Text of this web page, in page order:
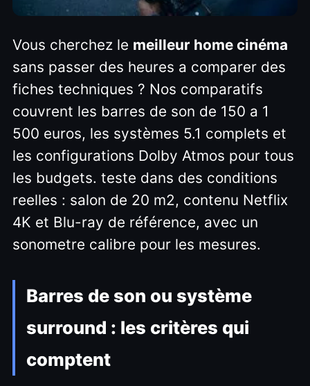
Vous cherchez le meilleur home cinéma
sans passer des heures a comparer des
fiches techniques ? Nos comparatifs
couvrent les barres de son de 150 a 1
500 euros, les systèmes 5.1 complets et
les configurations Dolby Atmos pour tous
les budgets. teste dans des conditions
reelles : salon de 20 m2, contenu Netflix
4K et Blu-ray de référence, avec un
sonometre calibre pour les mesures.
Barres de son ou système
surround : les critères qui
comptent